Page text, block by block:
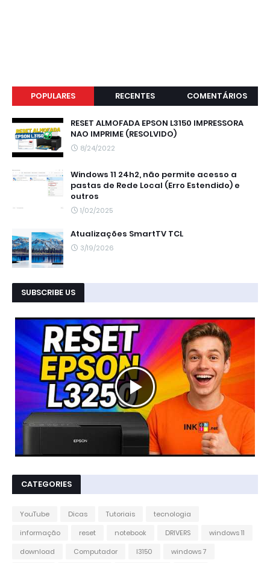
POPULARES RECENTES COMENTÁRIOS
RESET ALMOFADA EPSON L3150 IMPRESSORA
NAO IMPRIME (RESOLVIDO)
8/24/2022
Windows 11 24h2, não permite acesso a
pastas de Rede Local (Erro Estendido) e
outros
1/02/2025
Atualizações SmartTV TCL
3/19/2026
SUBSCRIBE US
CATEGORIES
YouTube Dicas Tutoriais
tecnologia
informação
reset notebook DRIVERS
windows 11
download
Computador l3150
windows 7